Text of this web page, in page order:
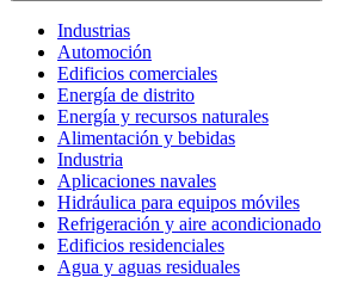
Industrias
Automoción
Edificios comerciales
Energía de distrito
Energía y recursos naturales
Alimentación y bebidas
Industria
Aplicaciones navales
Hidráulica para equipos móviles
Refrigeración y aire acondicionado
Edificios residenciales
Agua y aguas residuales